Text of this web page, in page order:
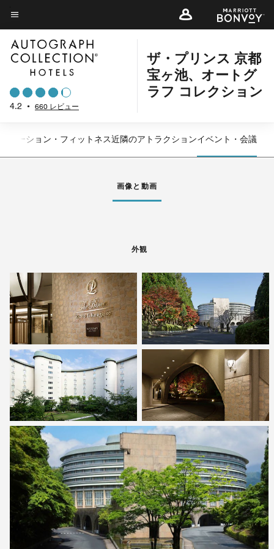
Skip
to
main
content
メニューのテキスト
4.2 • 660 レビュー
ザ・プリンス 京都
宝ヶ池、オートグ
ラフ コレクション
左矢印
エーション・フィットネス近隣のアトラクションイベント・会議
画像と動画
外観